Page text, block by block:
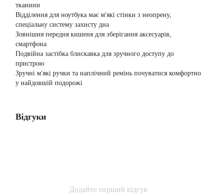
тканини
Відділення для ноутбука має м'які стінки з неопрену,
спеціальну систему захисту дна
Зовнішня передня кишеня для зберігання аксесуарів,
смартфона
Подвійна застібка блискавка для зручного доступу до
пристрою
Зручні м'які ручки та наплічний ремінь почуватися комфортно
у найдовшій подорожі
Відгуки
Додайте перший відгук